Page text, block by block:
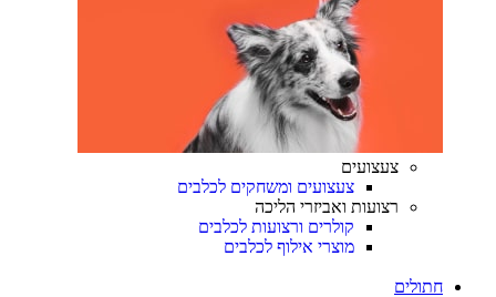
צעצועים
צעצועים ומשחקים לכלבים
רצועות ואביזרי הליכה
קולרים ורצועות לכלבים
מוצרי אילוף לכלבים
חתולים